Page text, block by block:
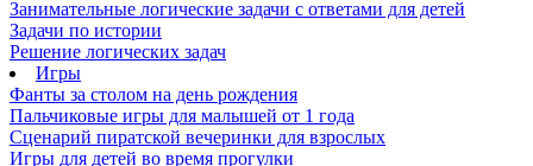
Занимательные логические задачи с ответами для детей
Задачи по истории
Решение логических задач
Игры
Фанты за столом на день рождения
Пальчиковые игры для малышей от 1 года
Сценарий пиратской вечеринки для взрослых
Игры для детей во время прогулки